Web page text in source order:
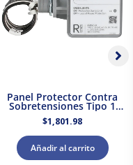
Panel Protector Contra
Sobretensiones Tipo 1
Supresor de Picos 120/240
V CA Leviton
$1,801.98
Añadir al carrito